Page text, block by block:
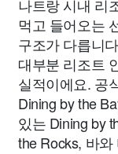
나트랑 시내 리
먹고 들어오는
구조가 다릅니
대부분 리조트
실적이에요. 공
Dining by the
있는 Dining by
the Rocks, 바